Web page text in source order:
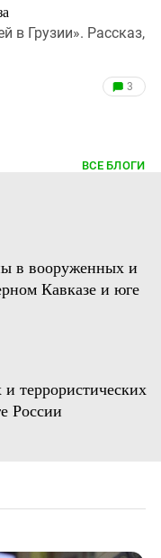
в Грузии». Рассказ,
3
ВСЕ БЛОГИ
в вооруженных и
Кавказе и юге
террористических
России